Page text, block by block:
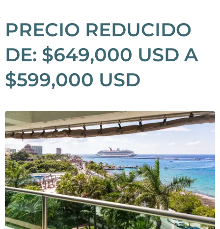
PRECIO REDUCIDO
DE: $649,000 USD A
$599,000 USD